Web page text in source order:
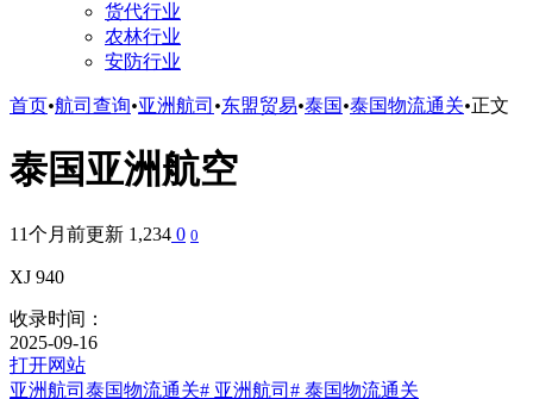
货代行业
农林行业
安防行业
首页•航司查询•亚洲航司 •东盟贸易•泰国•泰国物流通关•正文
泰国亚洲航空
11个月前更新 1,234 0 0
XJ 940
收录时间：
2025-09-16
打开网站
亚洲航司 泰国物流通关# 亚洲航司 # 泰国物流通关